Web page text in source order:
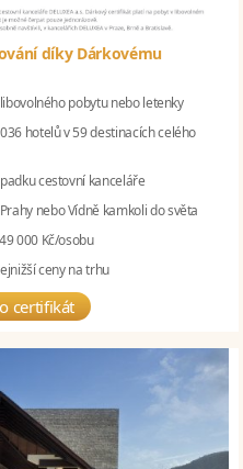
díky Dárkovému
pobytu nebo letenky
hotelů v 59 destinacích celého
cestovní kanceláře
nebo Vídně kamkoli do světa
000 Kč/osobu
ceny na trhu
certifikát